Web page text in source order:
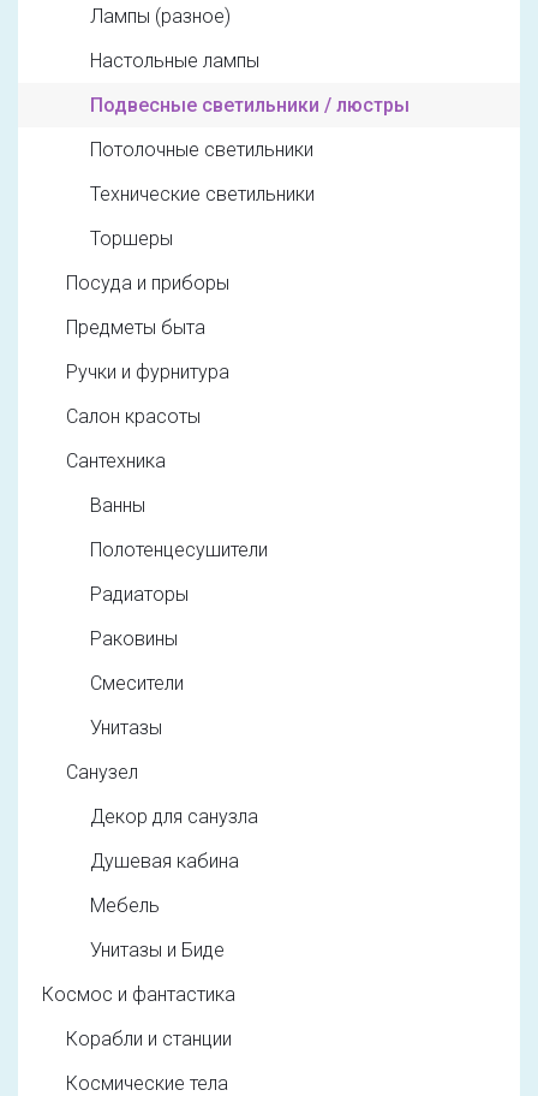
Лампы (разное)
Настольные лампы
Подвесные светильники / люстры
Потолочные светильники
Технические светильники
Торшеры
Посуда и приборы
Предметы быта
Ручки и фурнитура
Салон красоты
Сантехника
Ванны
Полотенцесушители
Радиаторы
Раковины
Смесители
Унитазы
Санузел
Декор для санузла
Душевая кабина
Мебель
Унитазы и Биде
Космос и фантастика
Корабли и станции
Космические тела